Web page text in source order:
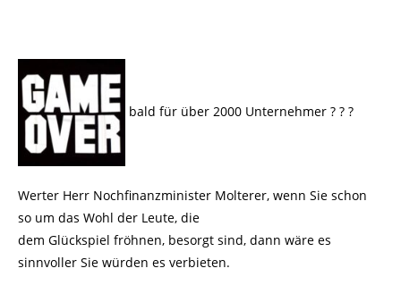
bald für über 2000 Unternehmer ? ? ?
Werter Herr Nochfinanzminister Molterer, wenn Sie schon
so um das Wohl der Leute, die
dem Glückspiel fröhnen, besorgt sind, dann wäre es
sinnvoller Sie würden es verbieten.